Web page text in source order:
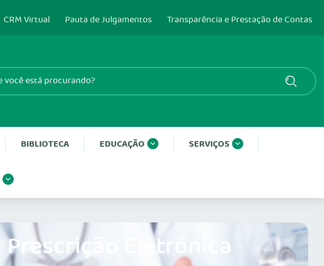
CRM Virtual Pauta de Julgamentos Transparência e Prestação de Contas
BIBLIOTECA EDUCAÇÃO SERVIÇOS
Prescrição Eletrônica